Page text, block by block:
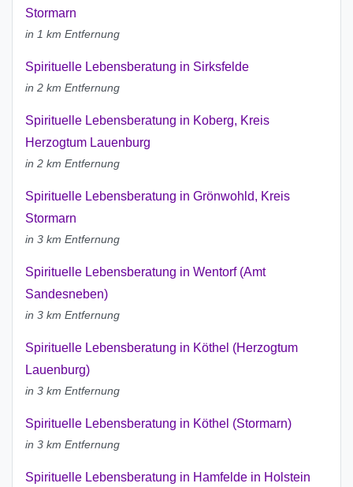
Stormarn
in 1 km Entfernung
Spirituelle Lebensberatung in Sirksfelde
in 2 km Entfernung
Spirituelle Lebensberatung in Koberg, Kreis
Herzogtum Lauenburg
in 2 km Entfernung
Spirituelle Lebensberatung in Grönwohld, Kreis
Stormarn
in 3 km Entfernung
Spirituelle Lebensberatung in Wentorf (Amt
Sandesneben)
in 3 km Entfernung
Spirituelle Lebensberatung in Köthel (Herzogtum
Lauenburg)
in 3 km Entfernung
Spirituelle Lebensberatung in Köthel (Stormarn)
in 3 km Entfernung
Spirituelle Lebensberatung in Hamfelde in Holstein